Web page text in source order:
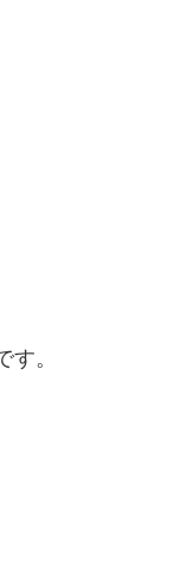
す。